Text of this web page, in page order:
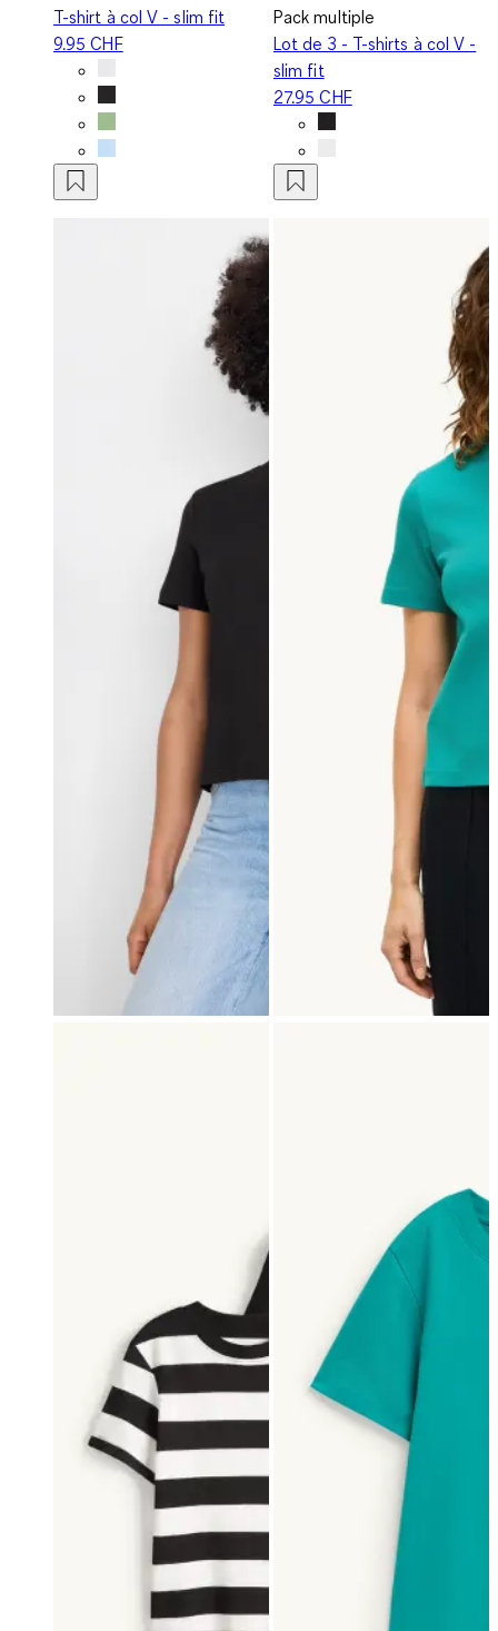
T-shirt à col V - slim fit
9.95 CHF
Pack multiple
Lot de 3 - T-shirts à col V -
slim fit
27.95 CHF